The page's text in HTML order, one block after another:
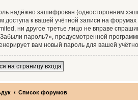
надёжно зашифрован (односторонним
доступа к вашей учётной записи на
ни другое третье лицо не вправе
пароль?», предусмотренной
вам новый пароль для вашей
на страницу входа
Список форумов